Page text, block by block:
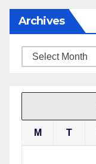
Archives
Archives
M T